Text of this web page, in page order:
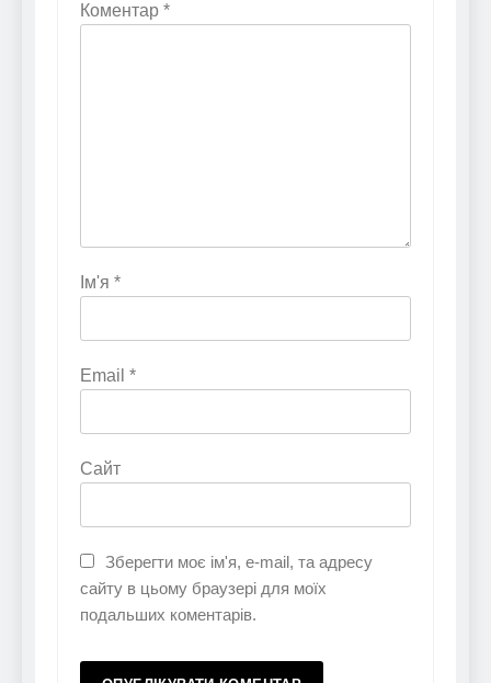
Коментар *
Ім'я *
Email *
Сайт
Зберегти моє ім'я, e-mail, та адресу
сайту в цьому браузері для моїх
подальших коментарів.